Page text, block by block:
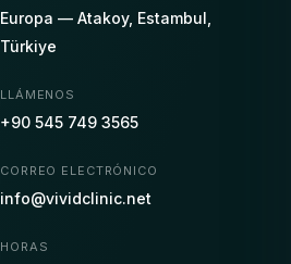
Europa — Atakoy, Estambul,
Türkiye
LLÁMENOS
+90 545 749 3565
CORREO ELECTRÓNICO
info@vividclinic.net
HORAS